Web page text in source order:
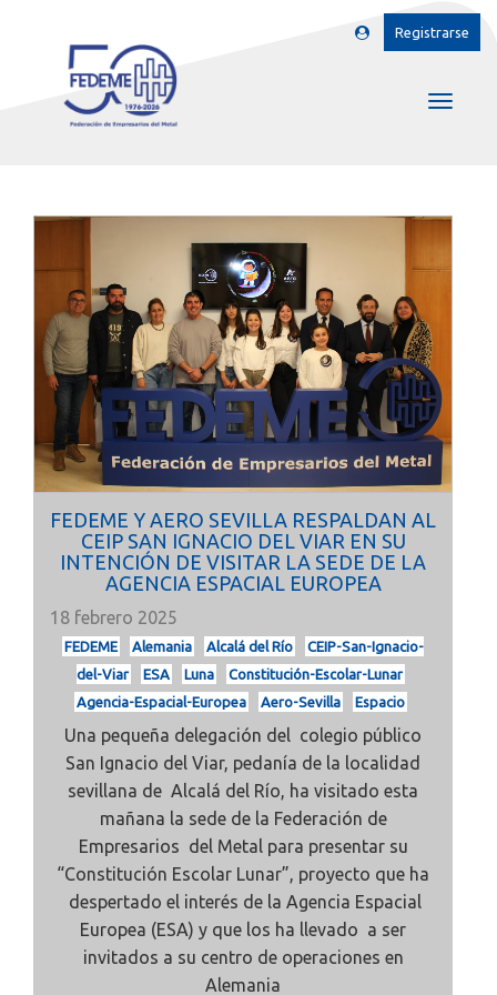
Registrarse
FEDEME Y AERO SEVILLA RESPALDAN AL
CEIP SAN IGNACIO DEL VIAR EN SU
INTENCIÓN DE VISITAR LA SEDE DE LA
AGENCIA ESPACIAL EUROPEA
18 febrero 2025
FEDEME Alemania Alcalá del Río
CEIP-San-Ignacio-
del-Viar
ESA Luna
Constitución-Escolar-Lunar
Agencia-Espacial-Europea
Aero-Sevilla Espacio
Una pequeña delegación del colegio público
San Ignacio del Viar, pedanía de la localidad
sevillana de Alcalá del Río, ha visitado esta
mañana la sede de la Federación de
Empresarios del Metal para presentar su
“Constitución Escolar Lunar”, proyecto que ha
despertado el interés de la Agencia Espacial
Europea (ESA) y que los ha llevado a ser
invitados a su centro de operaciones en
Alemania